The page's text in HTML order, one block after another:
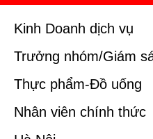
Kinh Doanh dịch vụ
Trưởng nhóm/Giám
Thực phẩm-Đồ uống
Nhân viên chính thức